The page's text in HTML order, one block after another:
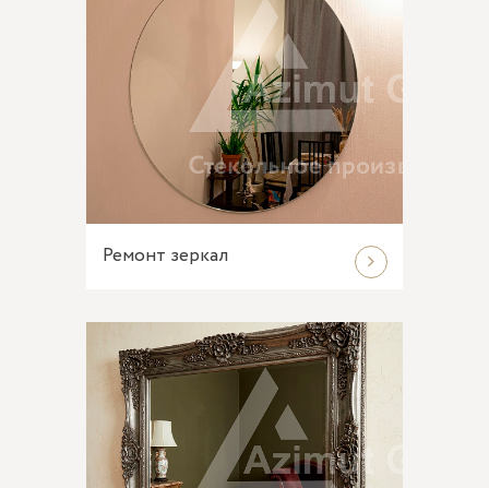
Ремонт зеркал